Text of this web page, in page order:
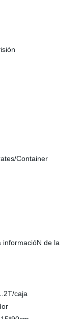
Container
informacióN de la
caja